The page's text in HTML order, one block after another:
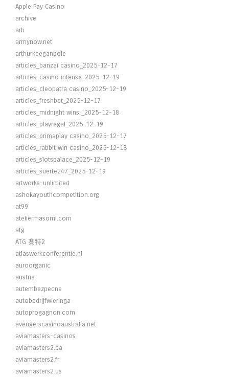
Apple Pay Casino
archive
arh
armynow.net
arthurkeeganbole
articles_banzai casino_2025-12-17
articles_casino intense_2025-12-19
articles_cleopatra casino_2025-12-19
articles_freshbet_2025-12-17
articles_midnight wins _2025-12-18
articles_playregal_2025-12-19
articles_primaplay casino_2025-12-17
articles_rabbit win casino_2025-12-18
articles_slotspalace_2025-12-19
articles_suerte247_2025-12-19
artworks-unlimited
ashokayouthcompetition.org
at99
ateliermasomi.com
atg
ATG 賽特2
atlaswerkconferentie.nl
auroorganic
austria
autembezpecne
autobedrijfwieringa
autoprogagnon.com
avengerscasinoaustralia.net
aviamasters-casinos
aviamasters2.ca
aviamasters2.fr
aviamasters2.us